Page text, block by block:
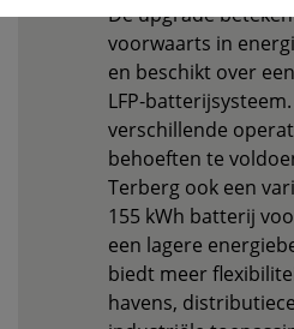
De upgrade
voorwaarts in
en beschikt over
verschillende
behoeften te
Terberg ook een
155 kWh batterij
een lagere
biedt meer
havens,